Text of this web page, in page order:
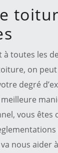
toutes les
on
degré
vous
va nous